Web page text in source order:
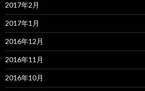
2017年2月
2017年1月
2016年12月
2016年11月
2016年10月